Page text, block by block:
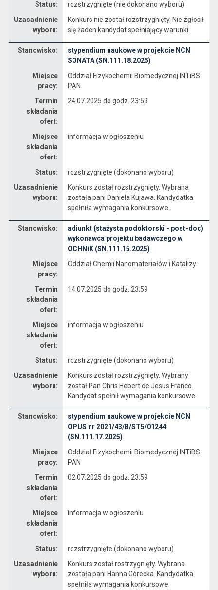
Status:
rozstrzygnięte (nie dokonano wyboru)
Uzasadnienie
wyboru:
Konkurs nie został rozstrzygnięty. Nie zgłosił
się żaden kandydat spełniający warunki.
Stanowisko:
stypendium naukowe w projekcie NCN
SONATA (SN.111.18.2025)
Miejsce
pracy:
Oddział Fizykochemii Biomedycznej INTiBS
PAN
Termin
składania
ofert:
24.07.2025 do godz. 23:59
Miejsce
składania
ofert:
informacja w ogłoszeniu
Status:
rozstrzygnięte (dokonano wyboru)
Uzasadnienie
wyboru:
Konkurs został rozstrzygnięty. Wybrana
została pani Daniela Kujawa. Kandydatka
spełniła wymagania konkursowe.
Stanowisko:
adiunkt (stażysta podoktorski - post-doc)
wykonawca projektu badawczego w
OCHNiK (SN.111.15.2025)
Miejsce
pracy:
Oddział Chemii Nanomateriałów i Katalizy
Termin
składania
ofert:
14.07.2025 do godz. 23:59
Miejsce
składania
ofert:
informacja w ogłoszeniu
Status:
rozstrzygnięte (dokonano wyboru)
Uzasadnienie
wyboru:
Konkurs został rozstrzygnięty. Wybrany
został Pan Chris Hebert de Jesus Franco.
Kandydat spełnił wymagania konkursowe.
Stanowisko:
stypendium naukowe w projekcie NCN
OPUS nr 2021/43/B/ST5/01244
(SN.111.17.2025)
Miejsce
pracy:
Oddział Fizykochemii Biomedycznej INTiBS
PAN
Termin
składania
ofert:
02.07.2025 do godz. 23:59
Miejsce
składania
ofert:
informacja w ogłoszeniu
Status:
rozstrzygnięte (dokonano wyboru)
Uzasadnienie
wyboru:
Konkurs został rostrzygnięty. Wybrana
została pani Hanna Górecka. Kandydatka
spełniła wymagania konkursowe.